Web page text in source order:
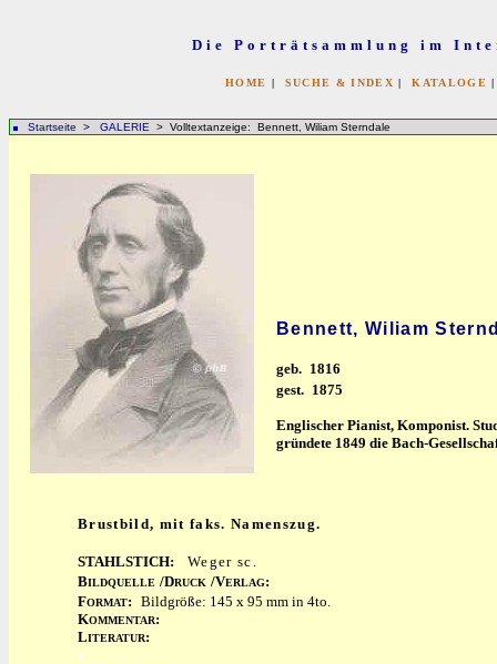
Die Porträtsammlung im
HOME | SUCHE & INDEX |KATALOGE
Startseite > GALERIE > Volltextanzeige: Bennett, Wiliam Sterndale
Bennett, Wiliam
geb. 1816
gest. 1875
Englischer Pianist, Komponist.
gründete 1849 die Bach-
Brustbild, mit faks. Namenszug.
STAHLSTICH:
Weger sc.
BILDQUELLE /DRUCK /VERLAG:
FORMAT: Bildgröße: 145 x 95 mm in 4to.
KOMMENTAR:
LITERATUR:
x